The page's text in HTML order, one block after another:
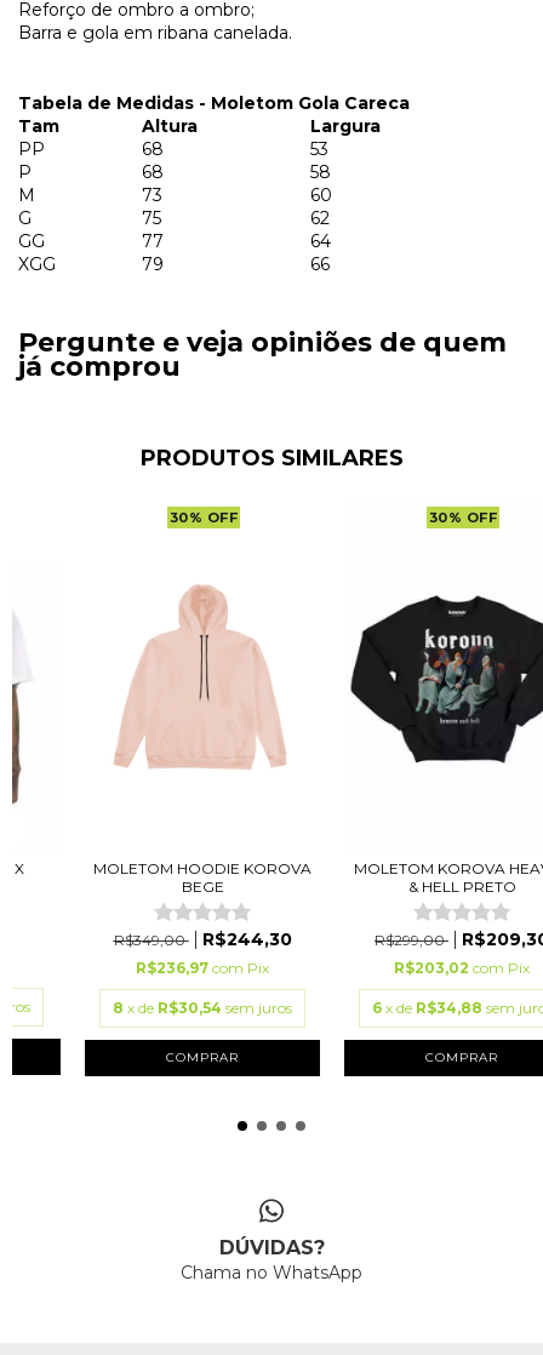
Reforço de ombro a ombro;
Barra e gola em ribana canelada.
Tabela de Medidas - Moletom Gola Careca
Tam
Altura
Largura
PP
68
53
P
68
58
M
73
60
G
75
62
GG
77
64
XGG
79 66
Pergunte e veja opiniões de quem
já comprou
PRODUTOS SIMILARES
X
30% OFF
MOLETOM HOODIE KOROVA
BEGE
R$349,00 R$244,30
R$236,97 com Pix
8 x de R$30,54 sem juros
COMPRAR
30% OFF
MOLETOM KOROVA
& HELL PRETO
R$299,00
R$203,02 com Pix
6 x de R$34,88 sem
COMPRAR
DÚVIDAS?
Chama no WhatsApp